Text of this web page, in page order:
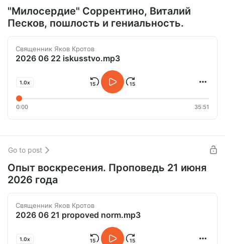
"Милосердие" Соррентино, Виталий
Песков, пошлость и гениальность.
Священник Яков Кротов
2026 06 22 iskusstvo.mp3
1.0x
0:00 35:51
Go to post
Опыт воскресения. Проповедь 21 июня
2026 года
Священник Яков Кротов
2026 06 21 propoved norm.mp3
1.0x